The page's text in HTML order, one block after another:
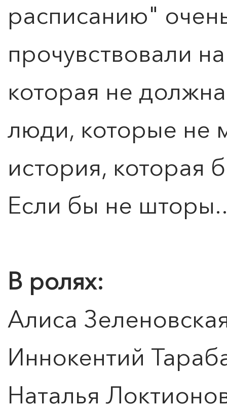
расписанию"
прочувствовали
которая не
люди, которые не
история, которая
Если бы не
В ролях:
Алиса
Иннокентий
Наталья